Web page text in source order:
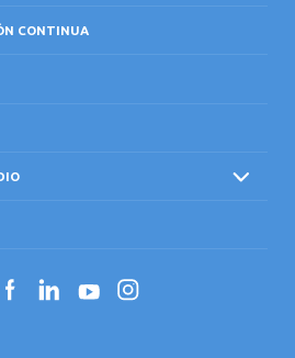
CONTINUA
FacebookLinkedInYouTubeInstagram